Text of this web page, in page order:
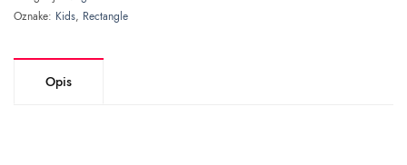
Oznake: Kids, Rectangle
Opis